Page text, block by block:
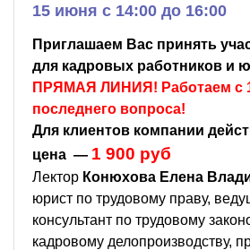
15 июня c 14:00 до 16:00
Приглашаем Вас принять
для кадровых работников и
ПРЯМАЯ ЛИНИЯ! Работаем с
последнего вопроса!
Для клиентов компании
цена — 1 900 руб
Лектор Конюхова Елена
юрист по трудовому праву,
консультант по трудовому
кадровому делопроизводству,